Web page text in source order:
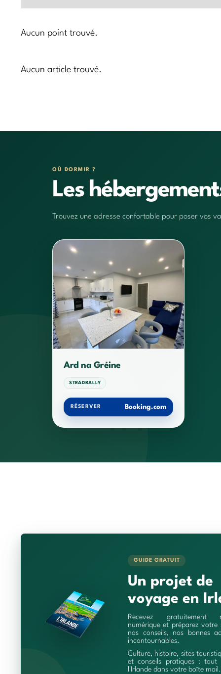
Aucun point trouvé.
Aucun article trouvé.
OÙ DORMIR ?
Les
Trouvez une adresse confortable pour poser vos
Ard na Gréine
STRADBALLY
RÉSERVER Booking.com
GUIDE GRATUIT
Un projet de
voyage en
Recevez gratuitement
numérique et préparez votre
nos conseils, nos bonnes
incontournables.
Culture, histoire, sites
et conseils pratiques : tout
l'Irlande dans votre boîte mail.